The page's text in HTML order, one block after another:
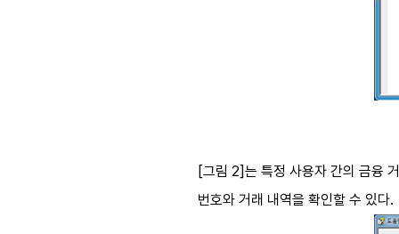
[그림 2]는 특정 사용자 간의 금융
번호와 거래 내역을 확인할 수 있다.